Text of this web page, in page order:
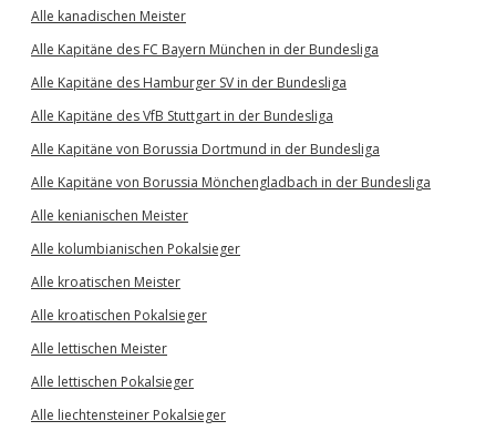
Alle kanadischen Meister
Alle Kapitäne des FC Bayern München in der Bundesliga
Alle Kapitäne des Hamburger SV in der Bundesliga
Alle Kapitäne des VfB Stuttgart in der Bundesliga
Alle Kapitäne von Borussia Dortmund in der Bundesliga
Alle Kapitäne von Borussia Mönchengladbach in der Bundesliga
Alle kenianischen Meister
Alle kolumbianischen Pokalsieger
Alle kroatischen Meister
Alle kroatischen Pokalsieger
Alle lettischen Meister
Alle lettischen Pokalsieger
Alle liechtensteiner Pokalsieger